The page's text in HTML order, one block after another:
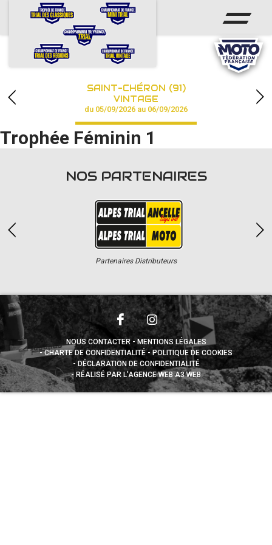
ACCUEIL
CALENDRIER
CHAMPIONNAT
RÉSULTATS
PHOTOS / VIDÉOS
PARTENAIRES
SAINT-CHÉRON (91)
VINTAGE
du 05/09/2026 au 06/09/2026
Trophée Féminin 1
NOS PARTENAIRES
Partenaires Distributeurs
NOUS CONTACTER
MENTIONS LÉGALES
CHARTE DE CONFIDENTIALITÉ
POLITIQUE DE COOKIES
DÉCLARATION DE CONFIDENTIALITÉ
RÉALISÉ PAR L’AGENCE WEB A3 WEB